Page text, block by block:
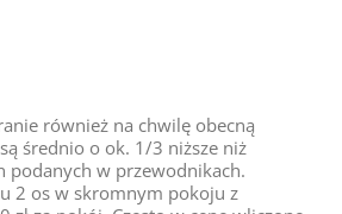
również na chwilę obecną
średnio o ok. 1/3 niższe niż
podanych w przewodnikach.
2 os w skromnym pokoju z